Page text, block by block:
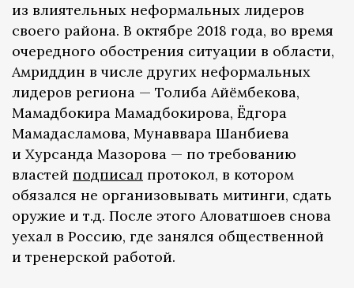
из влиятельных неформальных лидеров
своего района. В октябре 2018 года, во время
очередного обострения ситуации в области,
Амриддин в числе других неформальных
лидеров региона — Толиба Айёмбекова,
Мамадбокира Мамадбокирова, Ёдгора
Мамадасламова, Мунаввара Шанбиева
и Хурсанда Мазорова — по требованию
властей подписал протокол, в котором
обязался не организовывать митинги, сдать
оружие и т.д. После этого Аловатшоев снова
уехал в Россию, где занялся общественной
и тренерской работой.